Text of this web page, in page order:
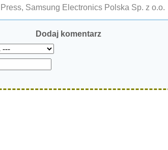
Samsung Electronics Polska Sp. z o.o.
Dodaj komentarz